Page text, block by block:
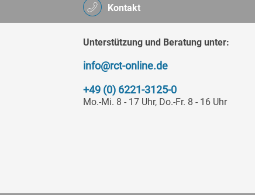
Kontakt
Unterstützung und Beratung unter:
info@rct-online.de
+49 (0) 6221-3125-0
Mo.-Mi. 8 - 17 Uhr, Do.-Fr. 8 - 16 Uhr